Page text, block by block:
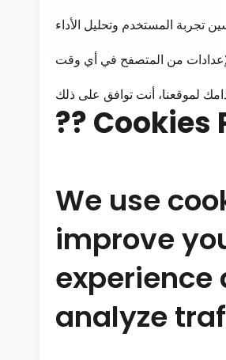
?? Cookies
We use
improve
experience
analyze